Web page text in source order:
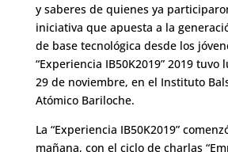
y saberes de quienes ya
iniciativa que apuesta a la
de base tecnológica desde los
“Experiencia IB50K2019” 2019 tuvo
29 de noviembre, en el Instituto
Atómico Bariloche.
La “Experiencia IB50K2019”
mañana, con el ciclo de charlas